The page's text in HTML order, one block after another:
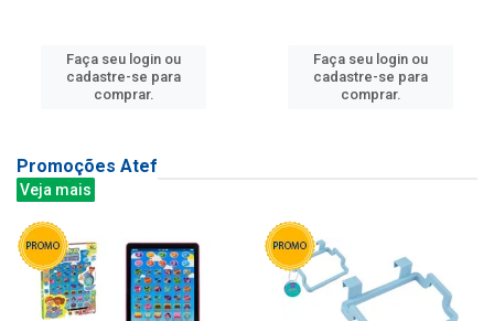
Faça seu login ou
cadastre-se para
comprar.
Faça seu login ou
cadastre-se para
comprar.
Promoções Atef
Veja mais